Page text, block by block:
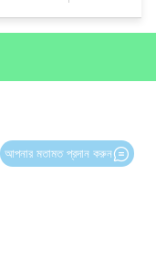
আপনার মতামত প্রদান করুন